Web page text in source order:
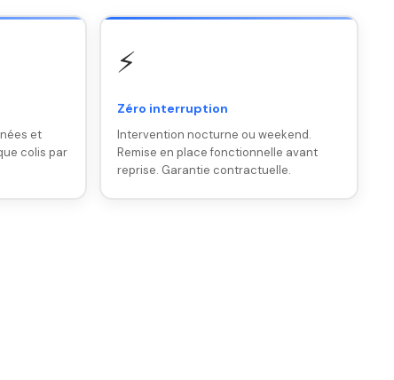
et
colis par
⚡
Zéro interruption
Intervention nocturne ou weekend.
Remise en place fonctionnelle avant
reprise. Garantie contractuelle.